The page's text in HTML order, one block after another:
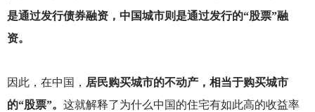
是通过发行债券融资，中国城市则是通过发行的“股票”融
资。
因此，在中国， 居民购买城市的不动产，相当于购买城市
的“股票”。 这就解释了为什么中国的住宅有如此高的收益率